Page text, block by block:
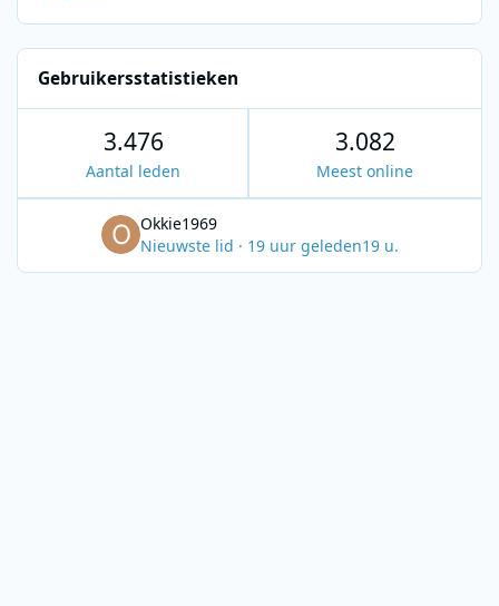
Gebruikersstatistieken
3.476
Aantal leden
3.082
Meest online
Okkie1969
Nieuwste lid · 19 uur geleden19 u.